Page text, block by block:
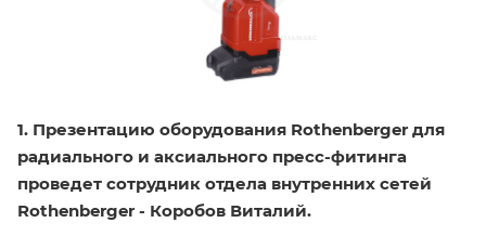
1. Презентацию оборудования Rothenberger для
радиального и аксиального пресс-фитинга
проведет сотрудник отдела внутренних сетей
Rothenberger - Коробов Виталий.